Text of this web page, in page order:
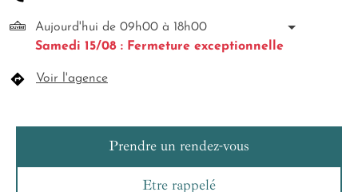
Aujourd'hui de 09h00 à 18h00
Samedi 15/08 : Fermeture exceptionnelle
Voir l'agence
Prendre un rendez-vous
Etre rappelé